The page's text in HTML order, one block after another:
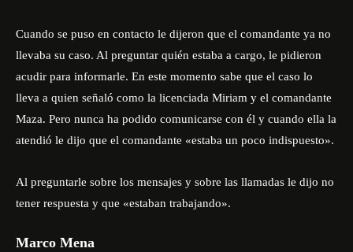
Cuando se puso en contacto le dijeron que el comandante ya no
llevaba su caso. Al preguntar quién estaba a cargo, le pidieron
acudir para informarle. En este momento sabe que el caso lo
lleva a quien señaló como la licenciada Miriam y el comandante
Maza. Pero nunca ha podido comunicarse con él y cuando ella la
atendió le dijo que el comandante «estaba un poco indispuesto».
Al preguntarle sobre los mensajes y sobre las llamadas le dijo no
tener respuesta y que «estaban trabajando».
Marco Mena